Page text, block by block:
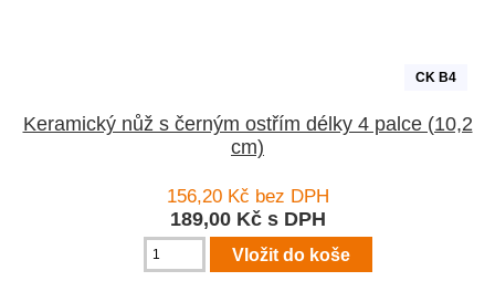
CK B4
Keramický nůž s černým ostřím délky 4 palce (10,2
cm)
156,20 Kč bez DPH
189,00 Kč s DPH